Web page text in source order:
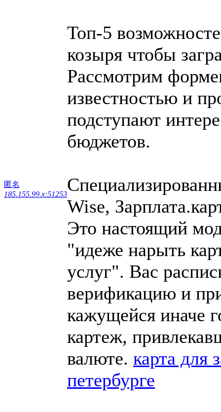
匿名
185.155.99.x:51253
Топ-5
козыря чтобы
Рассмотрим
известностью и
подступают
бюджетов.
Wise,
Это настоящий
"идеже нарыть
услуг". Вас
верификацию и
кажущейся иначе
картеж,
валюте. карта для
петербурге